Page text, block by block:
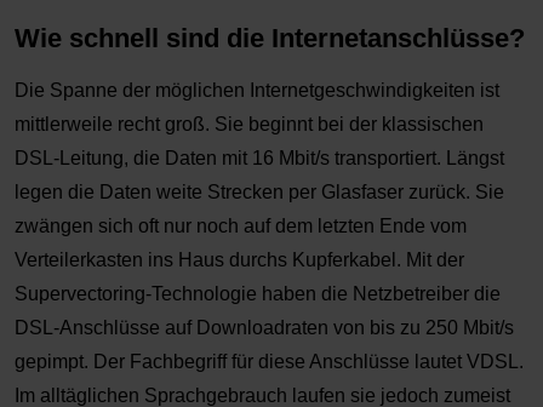
Wie schnell sind die Internetanschlüsse?
Die Spanne der möglichen Internetgeschwindigkeiten ist
mittlerweile recht groß. Sie beginnt bei der klassischen
DSL-Leitung, die Daten mit 16 Mbit/s transportiert. Längst
legen die Daten weite Strecken per Glasfaser zurück. Sie
zwängen sich oft nur noch auf dem letzten Ende vom
Verteilerkasten ins Haus durchs Kupferkabel. Mit der
Supervectoring-Technologie haben die Netzbetreiber die
DSL-Anschlüsse auf Downloadraten von bis zu 250 Mbit/s
gepimpt. Der Fachbegriff für diese Anschlüsse lautet VDSL.
Im alltäglichen Sprachgebrauch laufen sie jedoch zumeist